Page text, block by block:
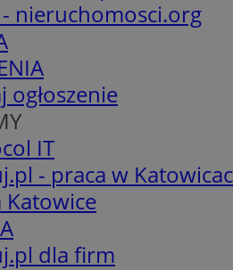
nieruchomosci.org
ogłoszenie
IT
- praca w
Katowice
dla firm